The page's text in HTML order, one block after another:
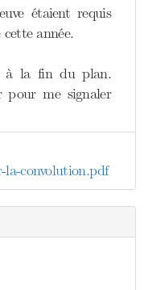
étaient requis
année.
à la fin du plan.
pour me signaler
la-convolution.pdf